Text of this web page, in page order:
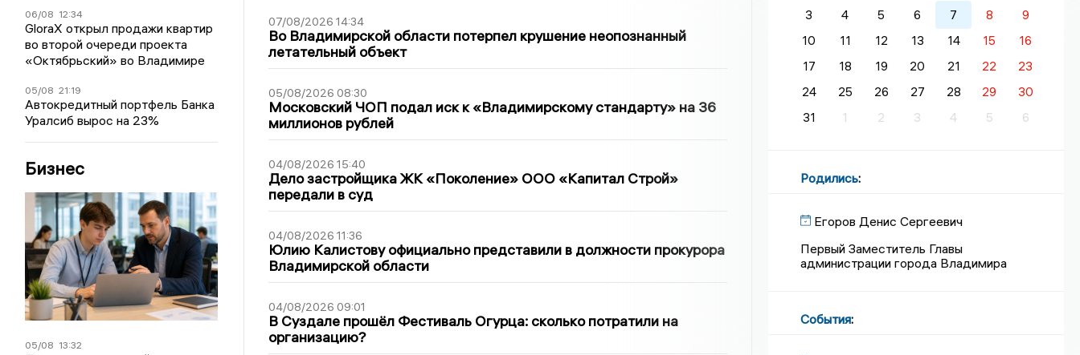
06/08 12:34
GloraX открыл продажи квартир
во второй очереди проекта
«Октябрьский» во Владимире
05/08 21:19
Автокредитный портфель Банка
Уралсиб вырос на 23%
Бизнес
05/08 13:32
07/08/2026 14:34
Во Владимирской области потерпел крушение неопознанный
летательный объект
05/08/2026 08:30
Московский ЧОП подал иск к «Владимирскому стандарту» на 36
миллионов рублей
04/08/2026 15:40
Дело застройщика ЖК «Поколение» ООО «Капитал Строй»
передали в суд
04/08/2026 11:36
Юлию Калистову официально представили в должности прокурора
Владимирской области
04/08/2026 09:01
В Суздале прошёл Фестиваль Огурца: сколько потратили на
организацию?
3
4 5 6 7 8
9
10
11 12 13 14 15
16
17
18 19 20 21 22
23
24
25 26 27 28 29
30
31
1 2 3 4 5 6
Родились:
Егоров Денис Сергеевич
Первый Заместитель Главы
администрации города Владимира
События: